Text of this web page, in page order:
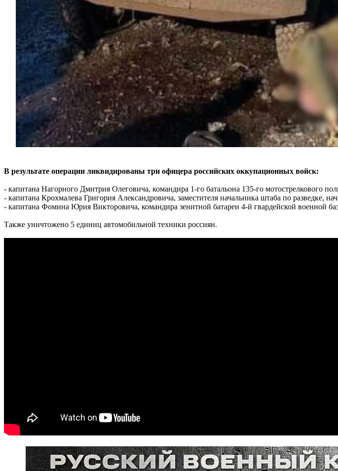
В результате операции ликвидированы три офицера российских оккупационных войск:
- капитана Нагорного Дмитрия Олеговича, командира 1-го батальона 135-го мотострелкового
- капитана Крохмалева Григория Александровича, заместителя начальника штаба по разведке,
- капитана Фомина Юрия Викторовича, командира зенитной батареи 4-й гвардейской военной
Также уничтожено 5 единиц автомобильной техники россиян.